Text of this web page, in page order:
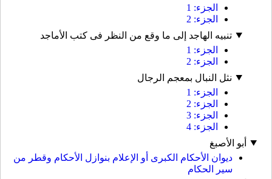
الجزء: 1
الجزء: 2
تنبيه الهاجد إلى ما وقع من النظر فى كتب الأماجد
الجزء: 1
الجزء: 2
نثل النبال بمعجم الرجال
الجزء: 1
الجزء: 2
الجزء: 3
الجزء: 4
أبو الأصبغ
ديوان الأحكام الكبرى أو الإعلام بنوازل الأحكام وقطر من
سير الحكام